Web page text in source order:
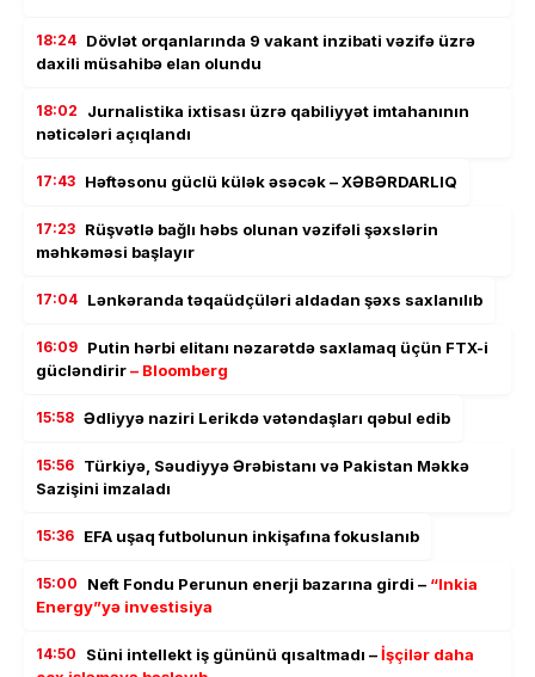
18:24 Dövlət orqanlarında 9 vakant inzibati vəzifə üzrə
daxili müsahibə elan olundu
18:02
Jurnalistika ixtisası üzrə qabiliyyət imtahanının
nəticələri açıqlandı
17:43 Həftəsonu güclü külək əsəcək – XƏBƏRDARLIQ
17:23 Rüşvətlə bağlı həbs olunan vəzifəli şəxslərin
məhkəməsi başlayır
17:04 Lənkəranda təqaüdçüləri aldadan şəxs saxlanılıb
16:09 Putin hərbi elitanı nəzarətdə saxlamaq üçün FTX-i
gücləndirir– Bloomberg
15:58 Ədliyyə naziri Lerikdə vətəndaşları qəbul edib
15:56 Türkiyə, Səudiyyə Ərəbistanı və Pakistan Məkkə
Sazişini imzaladı
15:36 EFA uşaq futbolunun inkişafına fokuslanıb
15:00 Neft Fondu Perunun enerji bazarına girdi – “Inkia
Energy”yə investisiya
14:50 Süni intellekt iş gününü qısaltmadı –İşçilər daha